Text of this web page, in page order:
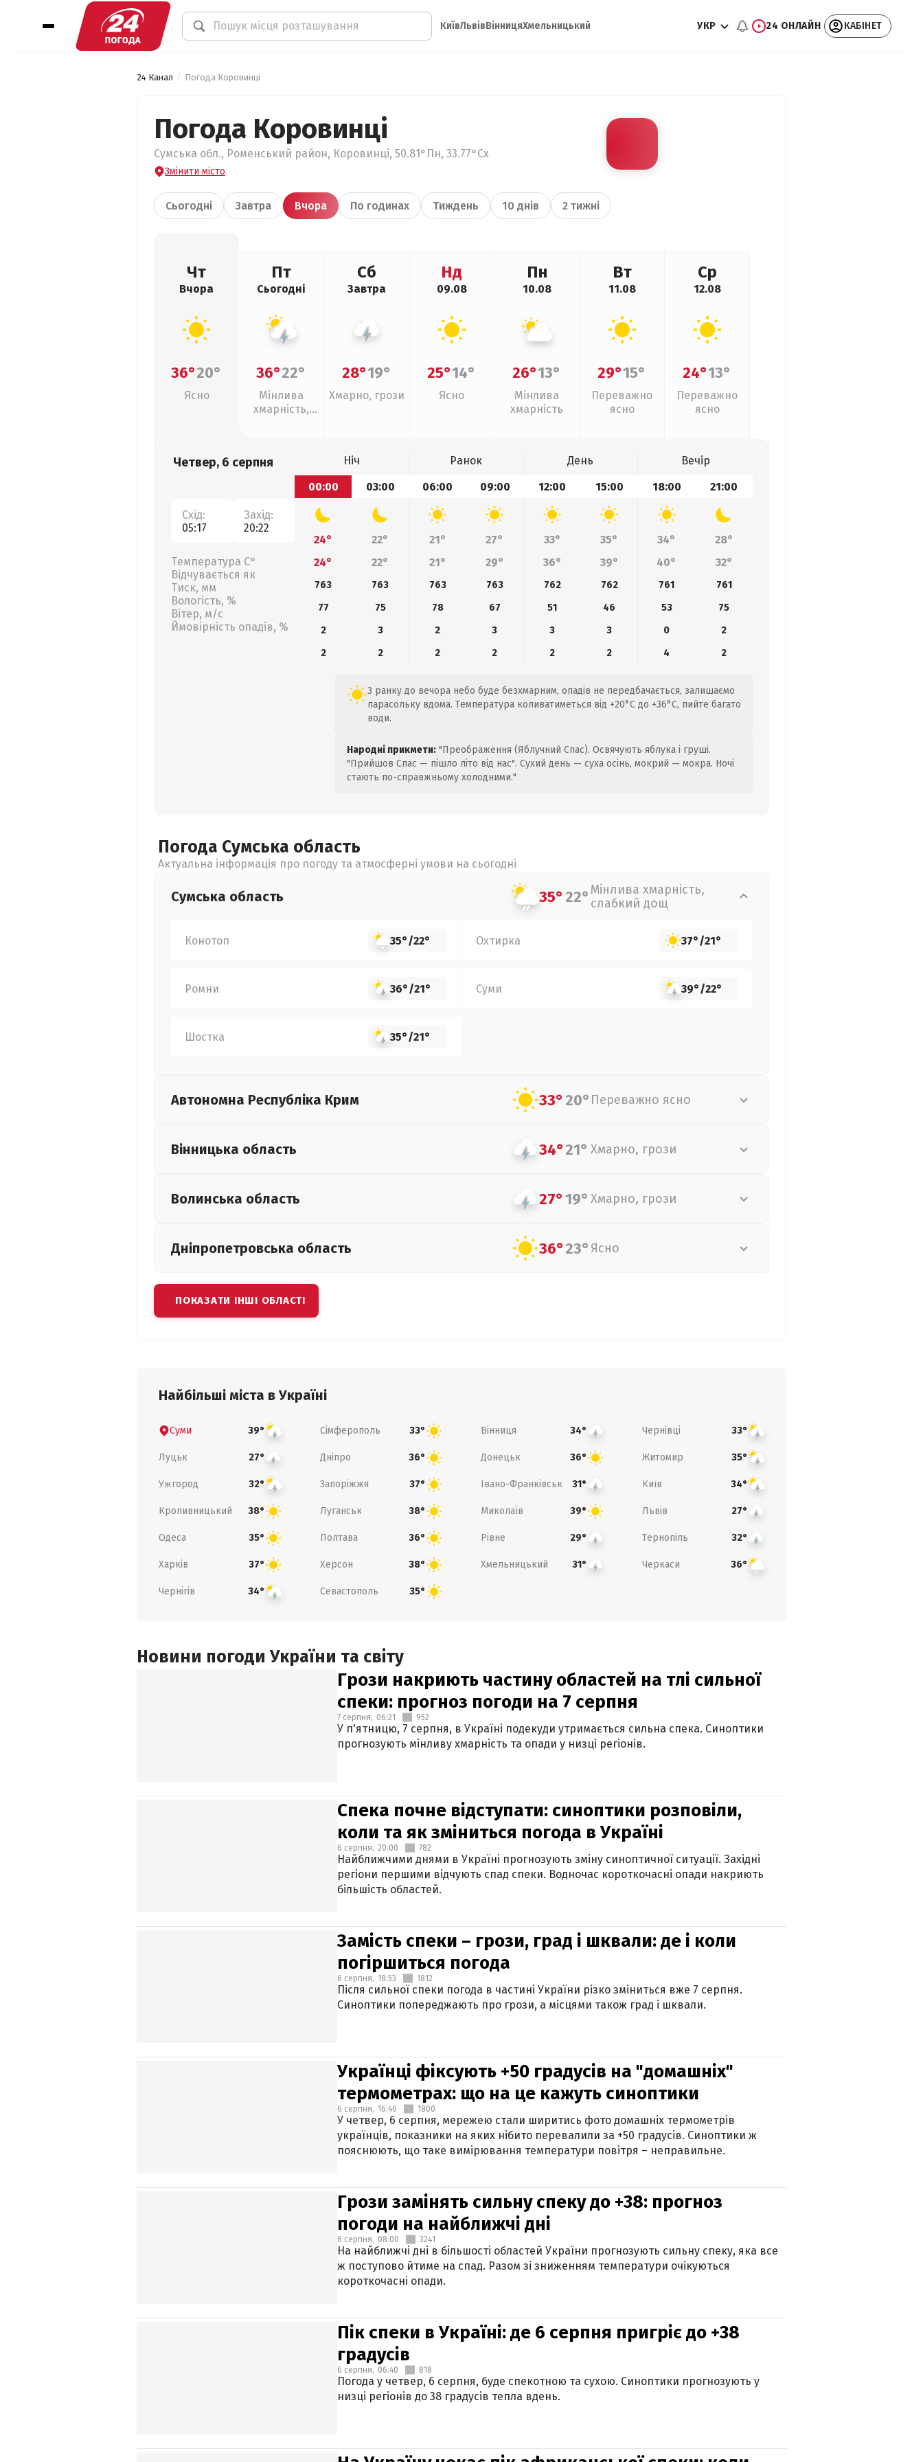
КиївЛьвівВінницяХмельницький УКР 24 ОНЛАЙН КАБІНЕТ
24 Канал Погода Коровинці
Погода Коровинці
Сумська обл., Роменський район, Коровинці, 50.81°Пн, 33.77°Сх
Змінити місто
Сьогодні Завтра Вчора По годинах Тиждень 10 днів 2 тижні
Чт
Вчора
36°20°
Ясно
Пт
Сьогодні
36°22°
Мінлива
хмарність,
Сб
Завтра
28°19°
Хмарно, грози
Нд
09.08
25°14°
Ясно
Пн
10.08
26°13°
Мінлива
хмарність
Вт
11.08
29°15°
Переважно
ясно
Ср
12.08
24°13°
Переважно
ясно
Четвер, 6 серпня
Схід:
05:17
Захід:
20:22
Температура С°
Відчувається як
Тиск, мм
Вологість, %
Вітер, м/с
Ймовірність опадів, %
Ніч Ранок День
Вечір
00:00
03:00 06:00 09:00 12:00 15:00 18:00 21:00
24° 22° 21° 27° 33° 35° 34°
28°
24°
22° 21° 29° 36° 39° 40° 32°
763 763 763 763 762 762 761
761
77
75 78 67 51 46 53
75
2
3 2 3 3 3 0
2
2
2 2 2 2 2 4 2
З ранку до вечора небо буде безхмарним, опадів не передбачається, залишаємо
парасольку вдома. Температура коливатиметься від +20°C до +36°C, пийте багато
води.
Народні прикмети: "Преображення (Яблучний Спас). Освячують яблука і груші.
"Прийшов Спас — пішло літо від нас". Сухий день — суха осінь, мокрий — мокра. Ночі
стають по-справжньому холодними."
Погода Сумська область
Актуальна інформація про погоду та атмосферні умови на сьогодні
Сумська область 35°22°Мінлива хмарність,
слабкий дощ
Конотоп 35°/22° Охтирка 37°/21°
Ромни 36°/21° Суми 39°/22°
Шостка 35°/21°
Автономна Республіка Крим 33°20° Переважно ясно
Вінницька область 34°21° Хмарно, грози
Волинська область 27°19° Хмарно, грози
Дніпропетровська область 36°23° Ясно
ПОКАЗАТИ ІНШІ ОБЛАСТІ
Найбільші міста в Україні
Суми 39° Сімферополь 33° Вінниця 34° Чернівці 33°
Луцьк 27° Дніпро 36° Донецьк 36° Житомир 35°
Ужгород 32° Запоріжжя 37° Івано-Франківськ 31° Київ 34°
Кропивницький 38° Луганськ 38° Миколаїв 39° Львів 27°
Одеса 35° Полтава 36° Рівне 29° Тернопіль 32°
Харків 37° Херсон 38° Хмельницький 31° Черкаси 36°
Чернігів 34° Севастополь 35°
Новини погоди України та світу
Грози накриють частину областей на тлі сильної
спеки: прогноз погоди на 7 серпня
7 серпня, 06:21 952
У п'ятницю, 7 серпня, в Україні подекуди утримається сильна спека. Синоптики
прогнозують мінливу хмарність та опади у низці регіонів.
Спека почне відступати: синоптики розповіли,
коли та як зміниться погода в Україні
6 серпня, 20:00 782
Найближчими днями в Україні прогнозують зміну синоптичної ситуації. Західні
регіони першими відчують спад спеки. Водночас короткочасні опади накриють
більшість областей.
Замість спеки – грози, град і шквали: де і коли
погіршиться погода
6 серпня, 18:53 1812
Після сильної спеки погода в частині України різко зміниться вже 7 серпня.
Синоптики попереджають про грози, а місцями також град і шквали.
Українці фіксують +50 градусів на "домашніх"
термометрах: що на це кажуть синоптики
6 серпня, 16:46 1800
У четвер, 6 серпня, мережею стали ширитись фото домашніх термометрів
українців, показники на яких нібито перевалили за +50 градусів. Синоптики ж
пояснюють, що таке вимірювання температури повітря – неправильне.
Грози замінять сильну спеку до +38: прогноз
погоди на найближчі дні
6 серпня, 08:00 3241
На найближчі дні в більшості областей України прогнозують сильну спеку, яка все
ж поступово йтиме на спад. Разом зі зниженням температури очікуються
короткочасні опади.
Пік спеки в Україні: де 6 серпня пригріє до +38
градусів
6 серпня, 06:40 818
Погода у четвер, 6 серпня, буде спекотною та сухою. Синоптики прогнозують у
низці регіонів до 38 градусів тепла вдень.